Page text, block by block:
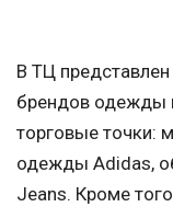
В ТЦ
брендов одежды
торговые точки:
одежды Adidas,
Jeans. Кроме